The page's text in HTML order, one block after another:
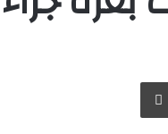
طباعة